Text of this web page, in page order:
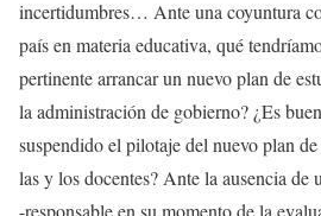
incertidumbres… Ante una coyuntura
país en materia educativa, qué
pertinente arrancar un nuevo plan de
la administración de gobierno? ¿Es
suspendido el pilotaje del nuevo plan
las y los docentes? Ante la ausencia
-responsable en su momento de la